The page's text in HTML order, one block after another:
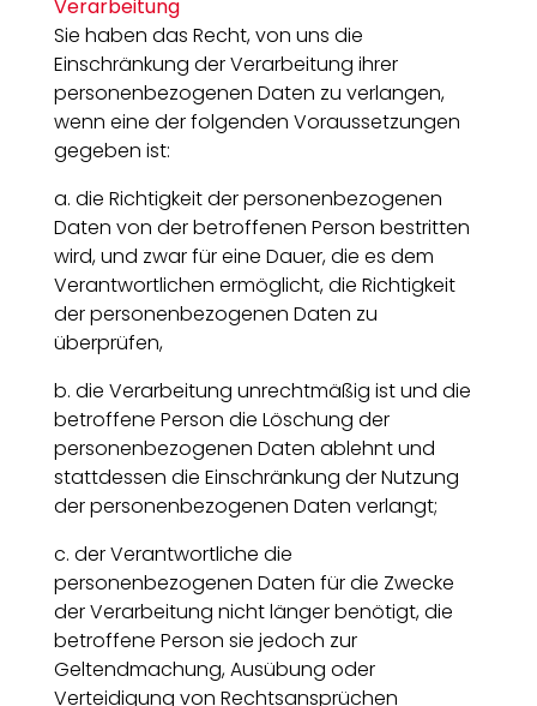
Verarbeitung
Sie haben das Recht, von uns die
Einschränkung der Verarbeitung ihrer
personenbezogenen Daten zu verlangen,
wenn eine der folgenden Voraussetzungen
gegeben ist:
a. die Richtigkeit der personenbezogenen
Daten von der betroffenen Person bestritten
wird, und zwar für eine Dauer, die es dem
Verantwortlichen ermöglicht, die Richtigkeit
der personenbezogenen Daten zu
überprüfen,
b. die Verarbeitung unrechtmäßig ist und die
betroffene Person die Löschung der
personenbezogenen Daten ablehnt und
stattdessen die Einschränkung der Nutzung
der personenbezogenen Daten verlangt;
c. der Verantwortliche die
personenbezogenen Daten für die Zwecke
der Verarbeitung nicht länger benötigt, die
betroffene Person sie jedoch zur
Geltendmachung, Ausübung oder
Verteidigung von Rechtsansprüchen